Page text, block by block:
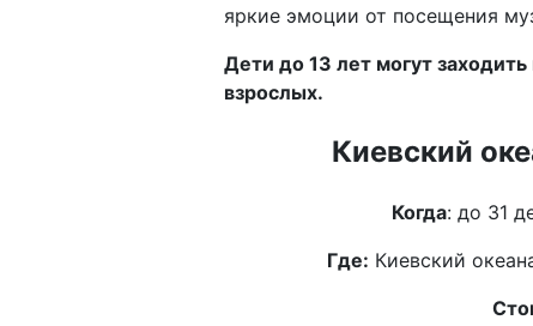
яркие эмоции от посещения
Дети до 13 лет могут
взрослых.
Киевский
Когда: до 31
Где: Киевский